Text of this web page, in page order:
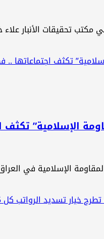
مكتب تحقيقات الأنبار
تكثف
الإسلامية”
الإسلامية في
خيار تسديد الرواتب كل 45 يوماً